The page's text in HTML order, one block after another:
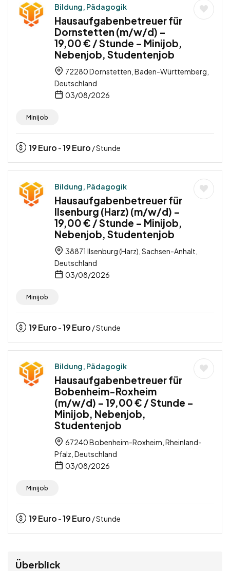
Bildung, Pädagogik
Hausaufgabenbetreuer für
Dornstetten (m/w/d) –
19,00 € / Stunde – Minijob,
Nebenjob, Studentenjob
72280 Dornstetten, Baden-Württemberg,
Deutschland
03/08/2026
Minijob
19Euro -19Euro / Stunde
Bildung, Pädagogik
Hausaufgabenbetreuer für
Ilsenburg (Harz) (m/w/d) –
19,00 € / Stunde – Minijob,
Nebenjob, Studentenjob
38871 Ilsenburg (Harz), Sachsen-Anhalt,
Deutschland
03/08/2026
Minijob
19Euro -19Euro / Stunde
Bildung, Pädagogik
Hausaufgabenbetreuer für
Bobenheim-Roxheim
(m/w/d) – 19,00 € / Stunde –
Minijob, Nebenjob,
Studentenjob
67240 Bobenheim-Roxheim, Rheinland-
Pfalz, Deutschland
03/08/2026
Minijob
19Euro -19Euro / Stunde
Überblick